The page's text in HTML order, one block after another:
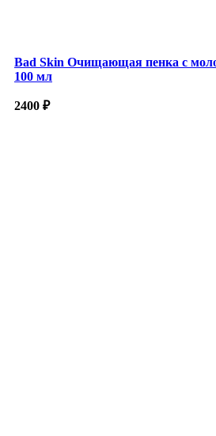
Bad Skin Очищающая пенка с
100 мл
2400 ₽